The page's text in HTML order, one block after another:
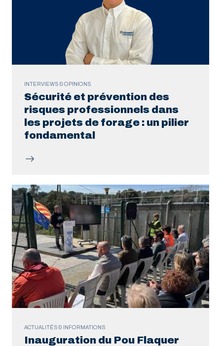
INTERVIEWS & OPINIONS
Sécurité et prévention des
risques professionnels dans
les projets de forage : un pilier
fondamental
ACTUALITÉS & INFORMATIONS
Inauguration du Pou Flaquer